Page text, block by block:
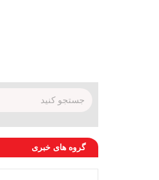
گروه های خبری